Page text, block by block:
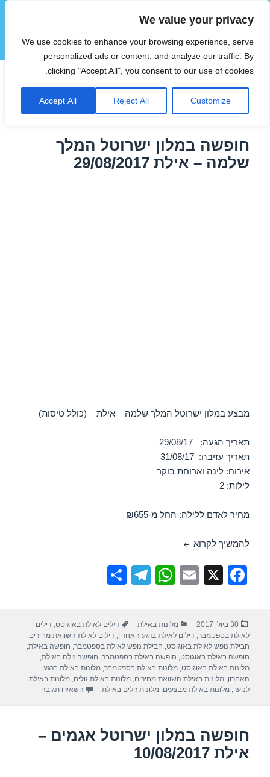
We value your privacy
We use cookies to enhance your browsing experience, serve
personalized ads or content, and analyze our traffic. By
clicking "Accept All", you consent to our use of cookies.
Customize
Reject All
Accept All
הוטצימר
תפריטים
ווידג'טים
תגית:חופשה באילת באוגוסט
חופשה במלון ישרוטל המלך
שלמה – אילת 29/08/2017
מבצע במלון ישרוטל המלך שלמה – אילת – (כולל טיסות)
תאריך הגעה: 29/08/17
תאריך עזיבה: 31/08/17
אירוח: לינה וארוחת בוקר
לילות: 2
מחיר לאדם ללילה: החל מ-₪655
להמשיך לקרוא חופשה במלון ישרוטל המלך שלמה – אילת 29/08/2017
F
e
b
o
o
X
E
W
s
A
p
p
T
gr
a
m
e
פורסם
בתאריך
30 ביולי 2017 קטגוריות
מלונות באילת תגיות
דילים לאילת באוגוסט,דילים
לאילת בספטמבר,דילים לאילת ברגע האחרון,דילים לאילת השוואת מחירים,
חבילת נופש לאילת באוגוסט, חבילת נופש לאילת בספטמבר, חופשה באילת,
חופשה באילת באוגוסט, חופשה באילת בספטמבר, חופשה זולה באילת,
מלונות באילת באוגוסט,מלונות באילת בספטמבר,מלונות באילת ברגע
האחרון,מלונות באילת השוואת מחירים,מלונות באילת זולים,מלונות באילת
לנוער,מלונות באילת מבצעים,מלונות זולים באילת השאירו תגובה
חופשה במלון ישרוטל אגמים –
אילת 10/08/2017